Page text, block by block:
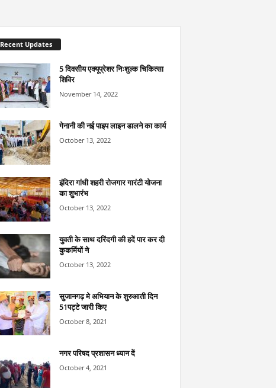
Recent Updates
5 दिवसीय एक्यूप्रेशर निःशुल्क चिकित्सा
शिविर
November 14, 2022
गेनानी की नई पाइप लाइन डालने का कार्य
October 13, 2022
इंदिरा गांधी शहरी रोजगार गारंटी योजना
का शुभारंभ
October 13, 2022
युवती के साथ दरिंदगी की हदें पार कर दी
कुकर्मियों ने
October 13, 2022
सुजानगढ़ मे अभियान के शुरुआती दिन
51पट्टे जारी किए
October 8, 2021
नगर परिषद प्रशासन ध्यान दें
October 4, 2021